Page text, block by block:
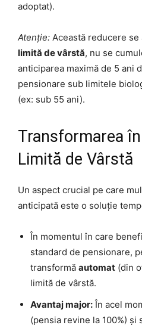
adoptat).
Atenție: Această reducere se
limită de vârstă, nu se
anticiparea maximă de 5 ani
pensionare sub limitele
(ex: sub 55 ani).
Transformarea
Limită de Vârstă
Un aspect crucial pe care
anticipată este o soluție
În momentul în care
standard de pensionare,
transformă automat (din
limită de vârstă.
Avantaj major: În acel
(pensia revine la 100%) și